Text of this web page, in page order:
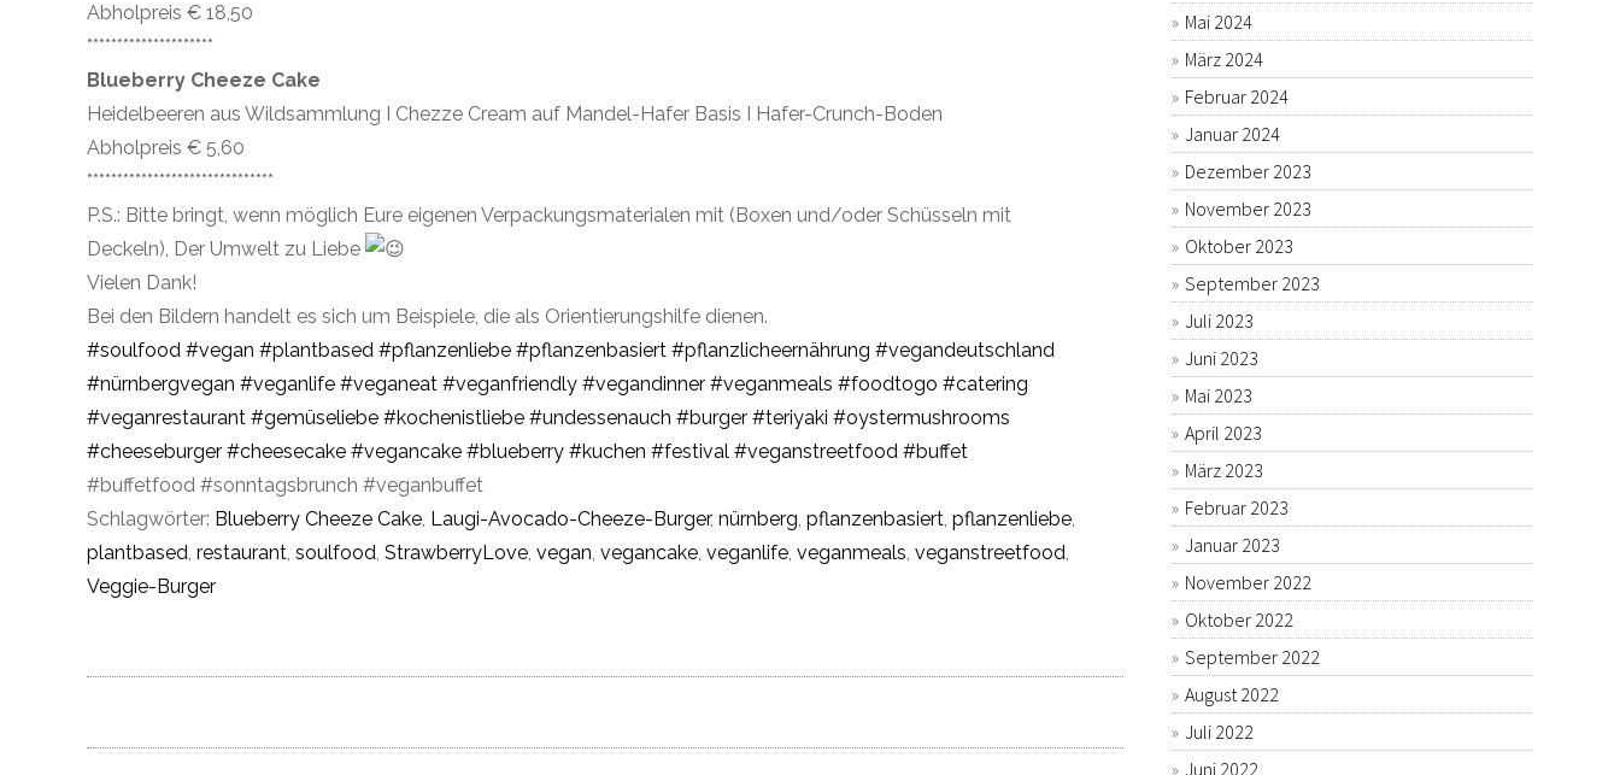
Abholpreis € 18,50
*********************
Blueberry Cheeze Cake
Heidelbeeren aus Wildsammlung I Chezze Cream auf Mandel-Hafer Basis I Hafer-Crunch-Boden
Abholpreis € 5,60
*******************************
P.S.: Bitte bringt, wenn möglich Eure eigenen Verpackungsmaterialen mit (Boxen und/oder Schüsseln mit
Deckeln), Der Umwelt zu Liebe
Vielen Dank!
Bei den Bildern handelt es sich um Beispiele, die als Orientierungshilfe dienen.
#soulfood #vegan #plantbased #pflanzenliebe #pflanzenbasiert #pflanzlicheernährung #vegandeutschland
#nürnbergvegan #veganlife #veganeat #veganfriendly #vegandinner #veganmeals #foodtogo #catering
#veganrestaurant #gemüseliebe #kochenistliebe #undessenauch #burger #teriyaki #oystermushrooms
#cheeseburger #cheesecake #vegancake #blueberry #kuchen #festival #veganstreetfood #buffet
#buffetfood #sonntagsbrunch #veganbuffet
Schlagwörter: Blueberry Cheeze Cake, Laugi-Avocado-Cheeze-Burger, nürnberg, pflanzenbasiert, pflanzenliebe,
plantbased, restaurant, soulfood, StrawberryLove, vegan, vegancake, veganlife, veganmeals, veganstreetfood,
Veggie-Burger
Mai 2024
März 2024
Februar 2024
Januar 2024
Dezember 2023
November 2023
Oktober 2023
September 2023
Juli 2023
Juni 2023
Mai 2023
April 2023
März 2023
Februar 2023
Januar 2023
November 2022
Oktober 2022
September 2022
August 2022
Juli 2022
Juni 2022